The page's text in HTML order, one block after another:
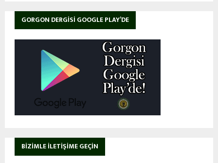
GORGON DERGISI GOOGLE PLAY’DE
BIZIMLE İLETIŞIME GEÇIN